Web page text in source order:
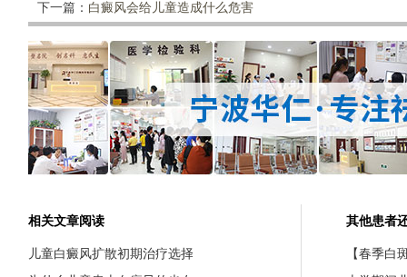
下一篇： 白癜风会给儿童造成什么危害
相关文章阅读
儿童白癜风扩散初期治疗选择
其他患者
【春季白